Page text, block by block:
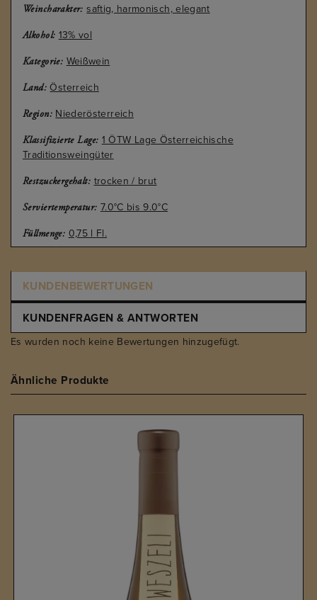
Weincharakter: saftig, harmonisch, elegant
Alkohol: 13% vol
Kategorie: Weißwein
Land: Österreich
Region: Niederösterreich
Klassifizierte Lage: 1 ÖTW Lage Österreichische
Traditionsweingüter
Restzuckergehalt: trocken / brut
Serviertemperatur: 7.0°C bis 9.0°C
Füllmenge: 0,75 l Fl.
KUNDENBEWERTUNGEN
KUNDENFRAGEN & ANTWORTEN
Es wurden noch keine Bewertungen hinzugefügt.
Ähnliche Produkte